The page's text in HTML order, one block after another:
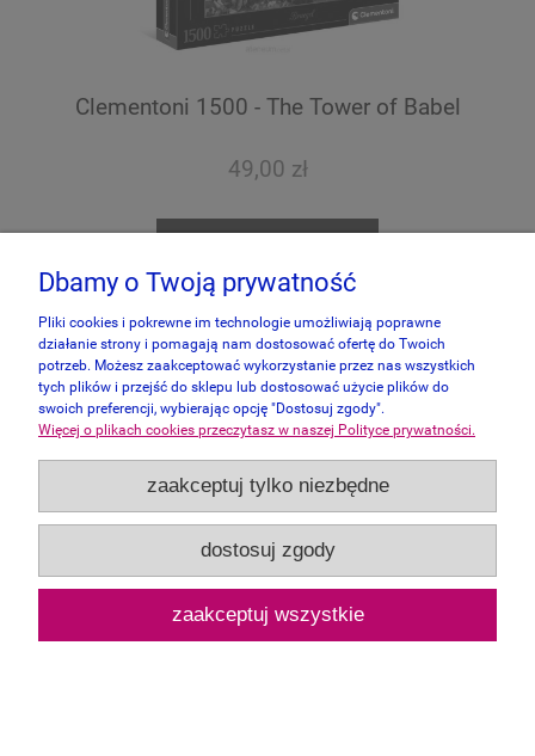
Clementoni 1500 - The Tower of Babel
49,00 zł
Dbamy o Twoją prywatność
Pliki cookies i pokrewne im technologie umożliwiają poprawne
działanie strony i pomagają nam dostosować ofertę do Twoich
potrzeb. Możesz zaakceptować wykorzystanie przez nas wszystkich
tych plików i przejść do sklepu lub dostosować użycie plików do
swoich preferencji, wybierając opcję "Dostosuj zgody".
Więcej o plikach cookies przeczytasz w naszej Polityce prywatności.
zaakceptuj tylko niezbędne
dostosuj zgody
zaakceptuj wszystkie